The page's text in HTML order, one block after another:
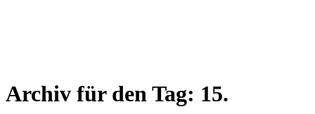
Archiv für den Tag: 15.